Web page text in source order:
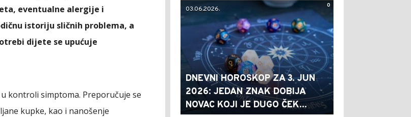
eventualne alergije i
istoriju sličnih problema, a
dijete se upućuje
kontroli simptoma. Preporučuje se
kupke, kao i nanošenje
0
03.06.2026.
DNEVNI HOROSKOP ZA 3. JUN
2026: JEDAN ZNAK DOBIJA
NOVAC KOJI JE DUGO ČEK...